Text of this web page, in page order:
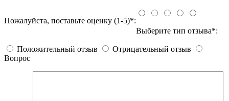
Пожалуйста, поставьте оценку (1-5)*:
Выберите тип отзыва*:
Положительный отзыв
Отрицательный отзыв
Вопрос